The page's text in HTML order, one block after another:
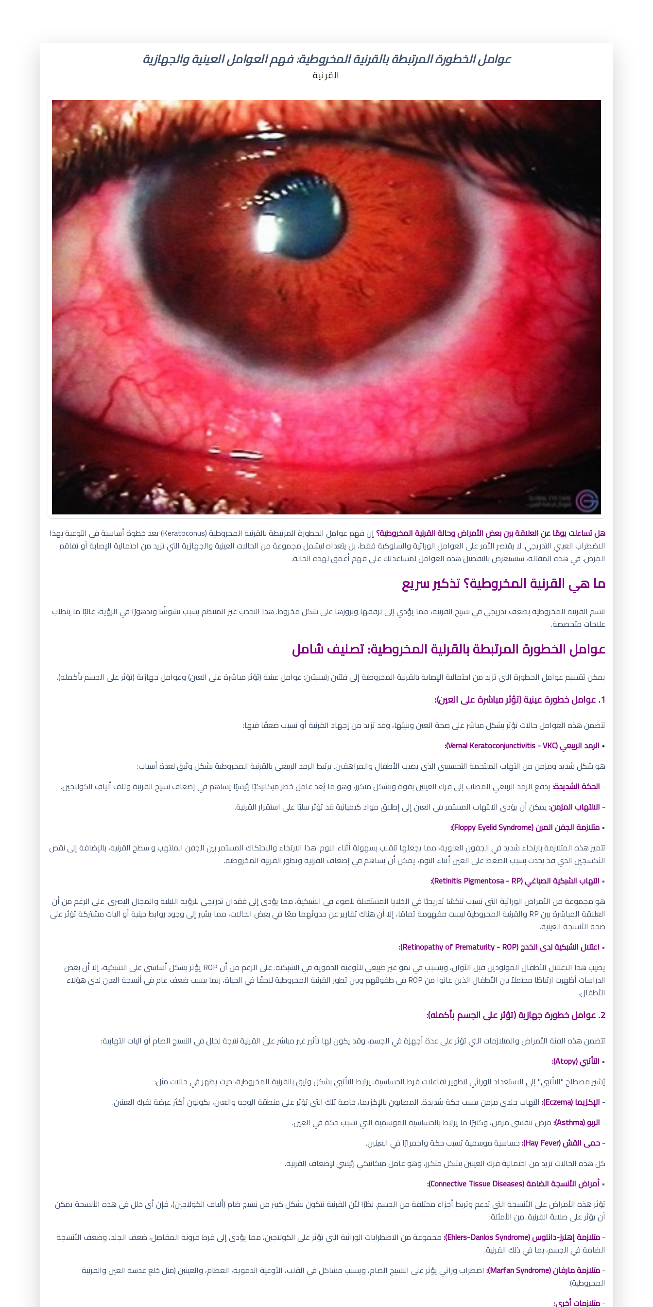
عوامل الخطورة المرتبطة بالقرنية المخروطية: فهم العوامل العينية والجهازية
القرنية
هل تساءلت يومًا عن العلاقة بين بعض الأمراض وحالة القرنية المخروطية؟
إن فهم عوامل الخطورة المرتبطة بالقرنية المخروطية (Keratoconus) يعد خطوة أساسية في التوعية بهذا
الاضطراب العيني التدريجي. لا يقتصر الأمر على العوامل الوراثية والسلوكية فقط، بل يتعداه ليشمل مجموعة من الحالات العينية والجهازية التي تزيد من احتمالية الإصابة أو تفاقم
المرض. في هذه المقالة، سنستعرض بالتفصيل هذه العوامل لمساعدتك على فهم أعمق لهذه الحالة.
ما هي القرنية المخروطية؟ تذكير سريع
تتسم القرنية المخروطية بضعف تدريجي في نسيج القرنية، مما يؤدي إلى ترققها وبروزها على شكل مخروط. هذا التحدب غير المنتظم يسبب تشوشًا وتدهورًا في الرؤية، غالبًا ما يتطلب
علاجات متخصصة.
عوامل الخطورة المرتبطة بالقرنية المخروطية: تصنيف شامل
يمكن تقسيم عوامل الخطورة التي تزيد من احتمالية الإصابة بالقرنية المخروطية إلى فئتين رئيسيتين: عوامل عينية (تؤثر مباشرة على العين) وعوامل جهازية (تؤثر على الجسم بأكمله).
1. عوامل خطورة عينية (تؤثر مباشرة على العين):
تتضمن هذه العوامل حالات تؤثر بشكل مباشر على صحة العين وبنيتها، وقد تزيد من إجهاد القرنية أو تسبب ضعفًا فيها:
• الرمد الربيعي (Vernal Keratoconjunctivitis - VKC):
هو شكل شديد ومزمن من التهاب الملتحمة التحسسي الذي يصيب الأطفال والمراهقين. يرتبط الرمد الربيعي بالقرنية المخروطية بشكل وثيق لعدة أسباب:
- الحكة الشديدة: يدفع الرمد الربيعي المصاب إلى فرك العينين بقوة وبشكل متكرر، وهو ما يُعد عامل خطر ميكانيكيًا رئيسيًا يساهم في إضعاف نسيج القرنية وتلف ألياف الكولاجين.
- الالتهاب المزمن: يمكن أن يؤدي الالتهاب المستمر في العين إلى إطلاق مواد كيميائية قد تؤثر سلبًا على استقرار القرنية.
• متلازمة الجفن المرن (Floppy Eyelid Syndrome):
تتميز هذه المتلازمة بارتخاء شديد في الجفون العلوية، مما يجعلها تنقلب بسهولة أثناء النوم. هذا الارتخاء والاحتكاك المستمر بين الجفن الملتهب و سطح القرنية، بالإضافة إلى نقص
الأكسجين الذي قد يحدث بسبب الضغط على العين أثناء النوم، يمكن أن يساهم في إضعاف القرنية وتطور القرنية المخروطية.
• التهاب الشبكية الصباغي (Retinitis Pigmentosa - RP):
هو مجموعة من الأمراض الوراثية التي تسبب تنكسًا تدريجيًا في الخلايا المستقبلة للضوء في الشبكية، مما يؤدي إلى فقدان تدريجي للرؤية الليلية والمجال البصري. على الرغم من أن
العلاقة المباشرة بين RP والقرنية المخروطية ليست مفهومة تمامًا، إلا أن هناك تقارير عن حدوثهما معًا في بعض الحالات، مما يشير إلى وجود روابط جينية أو آليات مشتركة تؤثر على
صحة الأنسجة العينية.
• اعتلال الشبكية لدى الخدج (Retinopathy of Prematurity - ROP):
يصيب هذا الاعتلال الأطفال المولودين قبل الأوان، ويتسبب في نمو غير طبيعي للأوعية الدموية في الشبكية. على الرغم من أن ROP يؤثر بشكل أساسي على الشبكية، إلا أن بعض
الدراسات أظهرت ارتباطًا محتملاً بين الأطفال الذين عانوا من ROP في طفولتهم وبين تطور القرنية المخروطية لاحقًا في الحياة، ربما بسبب ضعف عام في أنسجة العين لدى هؤلاء
الأطفال.
2. عوامل خطورة جهازية (تؤثر على الجسم بأكمله):
تتضمن هذه الفئة الأمراض والمتلازمات التي تؤثر على عدة أجهزة في الجسم، وقد يكون لها تأثير غير مباشر على القرنية نتيجة لخلل في النسيج الضام أو آليات التهابية:
• التأتبي (Atopy):
يُشير مصطلح "التأتبي" إلى الاستعداد الوراثي لتطوير تفاعلات فرط الحساسية. يرتبط التأتبي بشكل وثيق بالقرنية المخروطية، حيث يظهر في حالات مثل:
- الإكزيما (Eczema):
التهاب جلدي مزمن يسبب حكة شديدة. المصابون بالإكزيما، خاصة تلك التي تؤثر على منطقة الوجه والعين، يكونون أكثر عرضة لفرك العينين.
- الربو (Asthma):
مرض تنفسي مزمن، وكثيرًا ما يرتبط بالحساسية الموسمية التي تسبب حكة في العين.
-حمى القش (Hay Fever):
حساسية موسمية تسبب حكة واحمرارًا في العينين.
كل هذه الحالات تزيد من احتمالية فرك العينين بشكل متكرر، وهو عامل ميكانيكي رئيسي لإضعاف القرنية.
• أمراض الأنسجة الضامة (Connective Tissue Diseases):
تؤثر هذه الأمراض على الأنسجة التي تدعم وتربط أجزاء مختلفة من الجسم. نظرًا لأن القرنية تتكون بشكل كبير من نسيج ضام (ألياف الكولاجين)، فإن أي خلل في هذه الأنسجة يمكن
أن يؤثر على صلابة القرنية. من الأمثلة:
-متلازمة إهلرز-دانلوس (Ehlers-Danlos Syndrome):
مجموعة من الاضطرابات الوراثية التي تؤثر على الكولاجين، مما يؤدي إلى فرط مرونة المفاصل، ضعف الجلد، وضعف الأنسجة
الضامة في الجسم، بما في ذلك القرنية.
-متلازمة مارفان (Marfan Syndrome):
اضطراب وراثي يؤثر على النسيج الضام، ويسبب مشاكل في القلب، الأوعية الدموية، العظام، والعينين (مثل خلع عدسة العين والقرنية
المخروطية).
-متلازمات أخرى: